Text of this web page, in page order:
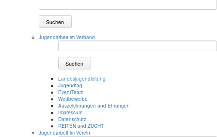
Suchen
Jugendarbeit im Verband
Suchen
Landesjugendleitung
Jugendtag
EventTeam
Wettbewerbe
Auszeichnungen und Ehrungen
Impressum
Datenschutz
REITEN und ZUCHT
Jugendarbeit im Verein